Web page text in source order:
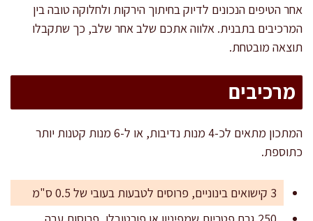
אחר הטיפים הנכונים לדיוק בחיתוך הירקות ולחלוקה טובה בין
המרכיבים בתבנית. אלווה אתכם שלב אחר שלב, כך שתקבלו
תוצאה מובטחת.
מרכיבים
המתכון מתאים לכ-4 מנות נדיבות, או ל-6 מנות קטנות יותר
כתוספת.
3 קישואים בינוניים, פרוסים לטבעות בעובי של 0.5 ס"מ